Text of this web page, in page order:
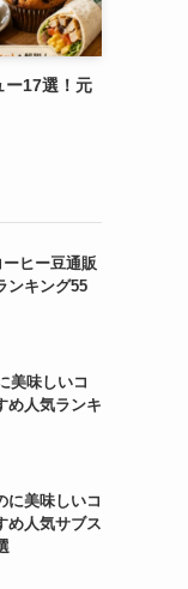
ー17選！元
ーヒー豆通販
ンキング55
美味しいコ
め人気ランキ
に美味しいコ
め人気サブス